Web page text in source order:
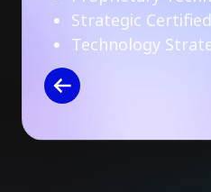
Strategic
Technology